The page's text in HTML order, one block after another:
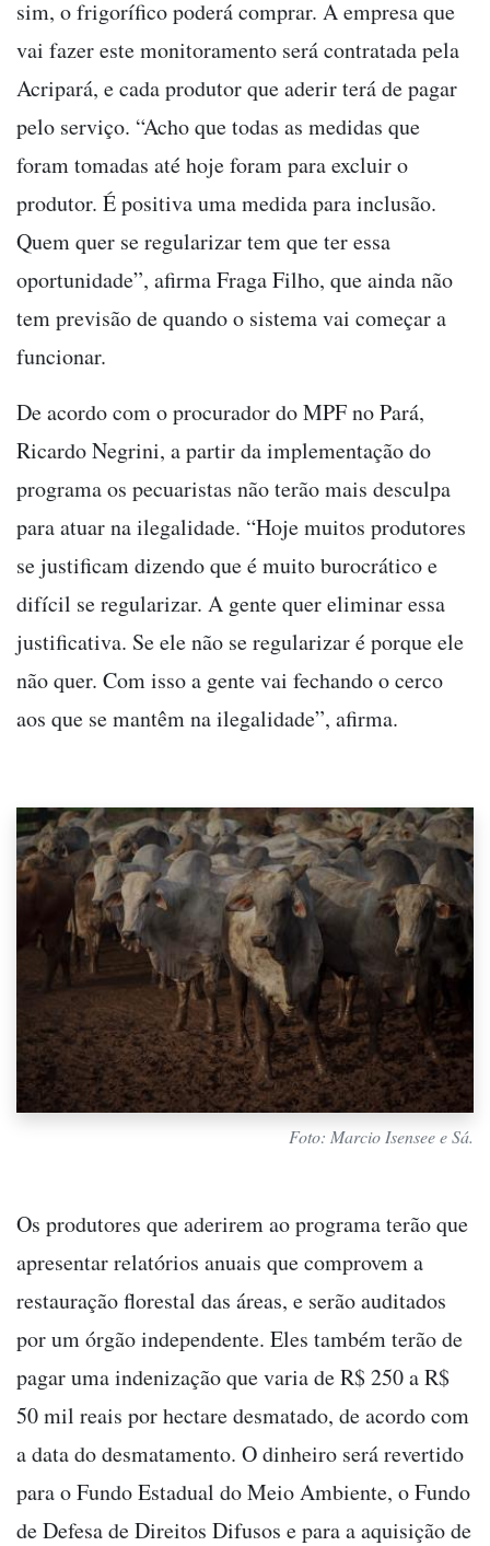
sim, o frigorífico poderá comprar. A empresa que
vai fazer este monitoramento será contratada pela
Acripará, e cada produtor que aderir terá de pagar
pelo serviço. “Acho que todas as medidas que
foram tomadas até hoje foram para excluir o
produtor. É positiva uma medida para inclusão.
Quem quer se regularizar tem que ter essa
oportunidade”, afirma Fraga Filho, que ainda não
tem previsão de quando o sistema vai começar a
funcionar.
De acordo com o procurador do MPF no Pará,
Ricardo Negrini, a partir da implementação do
programa os pecuaristas não terão mais desculpa
para atuar na ilegalidade. “Hoje muitos produtores
se justificam dizendo que é muito burocrático e
difícil se regularizar. A gente quer eliminar essa
justificativa. Se ele não se regularizar é porque ele
não quer. Com isso a gente vai fechando o cerco
aos que se mantêm na ilegalidade”, afirma.
Foto: Marcio Isensee e Sá.
Os produtores que aderirem ao programa terão que
apresentar relatórios anuais que comprovem a
restauração florestal das áreas, e serão auditados
por um órgão independente. Eles também terão de
pagar uma indenização que varia de R$ 250 a R$
50 mil reais por hectare desmatado, de acordo com
a data do desmatamento. O dinheiro será revertido
para o Fundo Estadual do Meio Ambiente, o Fundo
de Defesa de Direitos Difusos e para a aquisição de